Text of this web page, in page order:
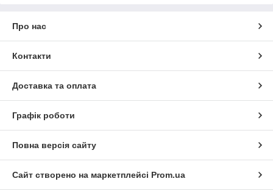
Про нас
Контакти
Доставка та оплата
Графік роботи
Повна версія сайту
Сайт створено на маркетплейсі Prom.ua